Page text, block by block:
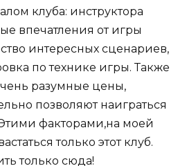
клуба: инструктора
впечатления от игры
интересных сценариев,
по технике игры. Также
разумные цены,
позволяют наиграться
факторами,на моей
только этот клуб.
только сюда!